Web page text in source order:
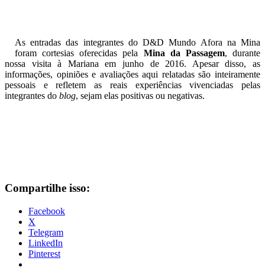
As entradas das integrantes do D&D Mundo Afora na Mina
foram cortesias oferecidas pela Mina da Passagem, durante
nossa visita à Mariana em junho de 2016. Apesar disso, as
informações, opiniões e avaliações aqui relatadas são inteiramente
pessoais e refletem as reais experiências vivenciadas pelas
integrantes do blog, sejam elas positivas ou negativas.
Compartilhe isso:
Facebook
X
Telegram
LinkedIn
Pinterest